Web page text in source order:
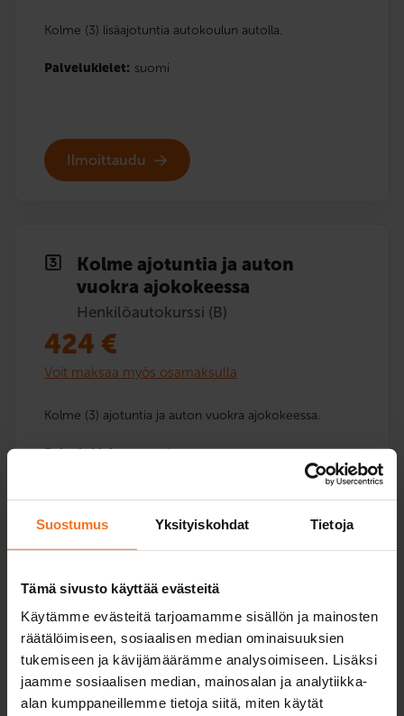
Suostumus Yksityiskohdat Tietoja
Tämä sivusto käyttää evästeitä
Käytämme evästeitä tarjoamamme sisällön ja mainosten
räätälöimiseen, sosiaalisen median ominaisuuksien
tukemiseen ja kävijämäärämme analysoimiseen. Lisäksi
jaamme sosiaalisen median, mainosalan ja analytiikka-
alan kumppaneillemme tietoja siitä, miten käytät
Kolme (3) lisäajotuntia autokoulun autolla.
Palvelukielet: suomi
Ilmoittaudu
Kolme ajotuntia ja auton
vuokra ajokokeessa
Henkilöautokurssi (B)
424 €
Voit maksaa myös osamaksulla
Kolme (3) ajotuntia ja auton vuokra ajokokeessa.
Palvelukielet: suomi
Lue lisää ja ilmoittaudu
Viisi ajotuntia
Henkilöautokurssi (B)
409 €